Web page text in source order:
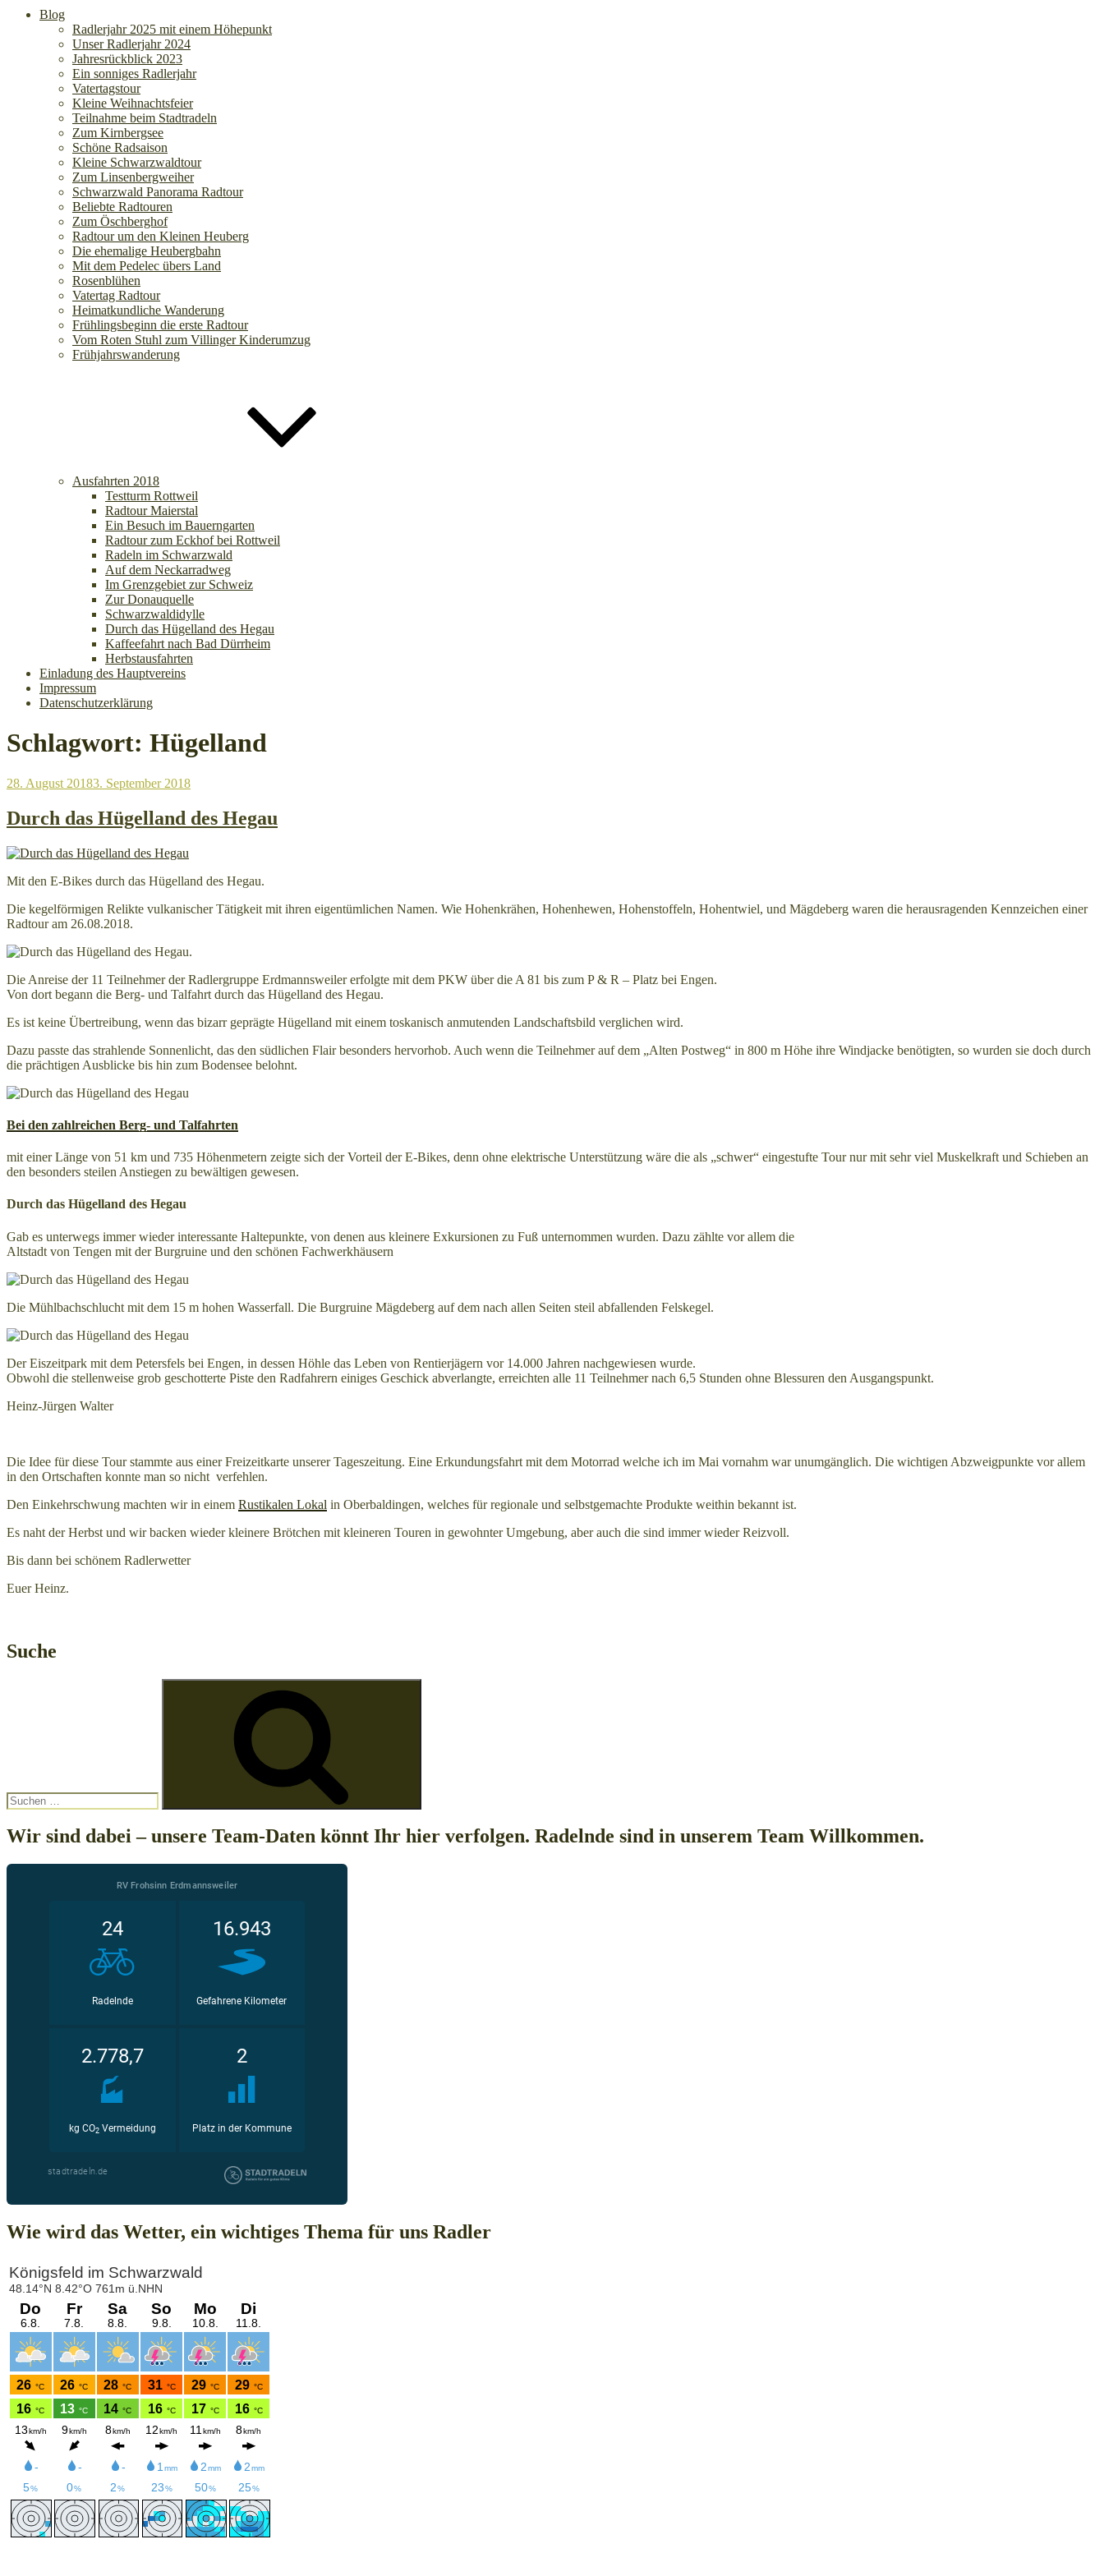
Blog
Radlerjahr 2025 mit einem Höhepunkt
Unser Radlerjahr 2024
Jahresrückblick 2023
Ein sonniges Radlerjahr
Vatertagstour
Kleine Weihnachtsfeier
Teilnahme beim Stadtradeln
Zum Kirnbergsee
Schöne Radsaison
Kleine Schwarzwaldtour
Zum Linsenbergweiher
Schwarzwald Panorama Radtour
Beliebte Radtouren
Zum Öschberghof
Radtour um den Kleinen Heuberg
Die ehemalige Heubergbahn
Mit dem Pedelec übers Land
Rosenblühen
Vatertag Radtour
Heimatkundliche Wanderung
Frühlingsbeginn die erste Radtour
Vom Roten Stuhl zum Villinger Kinderumzug
Frühjahrswanderung
Ausfahrten 2018
Testturm Rottweil
Radtour Maierstal
Ein Besuch im Bauerngarten
Radtour zum Eckhof bei Rottweil
Radeln im Schwarzwald
Auf dem Neckarradweg
Im Grenzgebiet zur Schweiz
Zur Donauquelle
Schwarzwaldidylle
Durch das Hügelland des Hegau
Kaffeefahrt nach Bad Dürrheim
Herbstausfahrten
Einladung des Hauptvereins
Impressum
Datenschutzerklärung
Schlagwort: Hügelland
Veröffentlicht
28. August 20183. September 2018
Durch das Hügelland des Hegau
Mit den E-Bikes durch das Hügelland des Hegau.
Die kegelförmigen Relikte vulkanischer Tätigkeit mit ihren eigentümlichen Namen. Wie Hohenkrähen, Hohenhewen, Hohenstoffeln, Hohentwiel, und Mägdeberg waren die herausragenden Kennzeichen einer
Radtour am 26.08.2018.
Die Anreise der 11 Teilnehmer der Radlergruppe Erdmannsweiler erfolgte mit dem PKW über die A 81 bis zum P & R – Platz bei Engen.
Von dort begann die Berg- und Talfahrt durch das Hügelland des Hegau.
Es ist keine Übertreibung, wenn das bizarr geprägte Hügelland mit einem toskanisch anmutenden Landschaftsbild verglichen wird.
Dazu passte das strahlende Sonnenlicht, das den südlichen Flair besonders hervorhob. Auch wenn die Teilnehmer auf dem „Alten Postweg“ in 800 m Höhe ihre Windjacke benötigten, so wurden sie doch durch
die prächtigen Ausblicke bis hin zum Bodensee belohnt.
Bei den zahlreichen Berg- und Talfahrten
mit einer Länge von 51 km und 735 Höhenmetern zeigte sich der Vorteil der E-Bikes, denn ohne elektrische Unterstützung wäre die als „schwer“ eingestufte Tour nur mit sehr viel Muskelkraft und Schieben an
den besonders steilen Anstiegen zu bewältigen gewesen.
Durch das Hügelland des Hegau
Gab es unterwegs immer wieder interessante Haltepunkte, von denen aus kleinere Exkursionen zu Fuß unternommen wurden. Dazu zählte vor allem die
Altstadt von Tengen mit der Burgruine und den schönen Fachwerkhäusern
Die Mühlbachschlucht mit dem 15 m hohen Wasserfall. Die Burgruine Mägdeberg auf dem nach allen Seiten steil abfallenden Felskegel.
Der Eiszeitpark mit dem Petersfels bei Engen, in dessen Höhle das Leben von Rentierjägern vor 14.000 Jahren nachgewiesen wurde.
Obwohl die stellenweise grob geschotterte Piste den Radfahrern einiges Geschick abverlangte, erreichten alle 11 Teilnehmer nach 6,5 Stunden ohne Blessuren den Ausgangspunkt.
Heinz-Jürgen Walter
Die Idee für diese Tour stammte aus einer Freizeitkarte unserer Tageszeitung. Eine Erkundungsfahrt mit dem Motorrad welche ich im Mai vornahm war unumgänglich. Die wichtigen Abzweigpunkte vor allem
in den Ortschaften konnte man so nicht verfehlen.
Den Einkehrschwung machten wir in einem Rustikalen Lokal in Oberbaldingen, welches für regionale und selbstgemachte Produkte weithin bekannt ist.
Es naht der Herbst und wir backen wieder kleinere Brötchen mit kleineren Touren in gewohnter Umgebung, aber auch die sind immer wieder Reizvoll.
Bis dann bei schönem Radlerwetter
Euer Heinz.
Suche
Wir sind dabei – unsere Team-Daten könnt Ihr hier verfolgen. Radelnde sind in unserem Team Willkommen.
Wie wird das Wetter, ein wichtiges Thema für uns Radler